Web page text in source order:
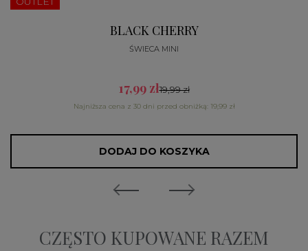
BLACK CHERRY
ŚWIECA MINI
17,99 zł19,99 zł
Najniższa cena z 30 dni przed obniżką: 19,99 zł
DODAJ DO KOSZYKA
CZĘSTO KUPOWANE RAZEM